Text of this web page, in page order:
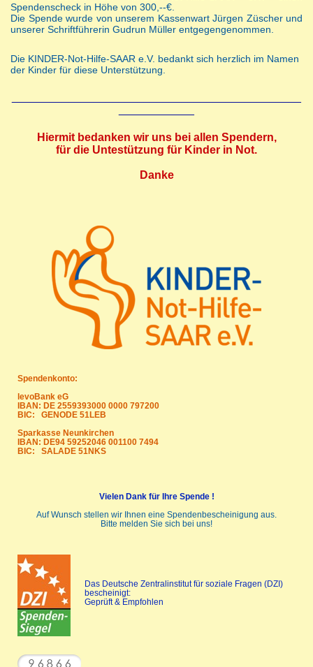
Spendenscheck in Höhe von 300,--€.
Die Spende wurde von unserem Kassenwart Jürgen Züscher und
unserer Schriftführerin Gudrun Müller entgegengenommen.
Die KINDER-Not-Hilfe-SAAR e.V. bedankt sich herzlich im Namen
der Kinder für diese Unterstützung.
Hiermit bedanken wir uns bei allen Spendern,
für die Untestützung für Kinder in Not.
Danke
Spendenkonto:
levoBank eG
IBAN: DE 2559393000 0000 797200
BIC: GENODE 51LEB
Sparkasse Neunkirchen
IBAN: DE94 59252046 001100 7494
BIC: SALADE 51NKS
Vielen Dank für Ihre Spende !
Auf Wunsch stellen wir Ihnen eine Spendenbescheinigung aus.
Bitte melden Sie sich bei uns!
Das Deutsche Zentralinstitut für soziale Fragen (DZI)
bescheinigt:
Geprüft & Empfohlen